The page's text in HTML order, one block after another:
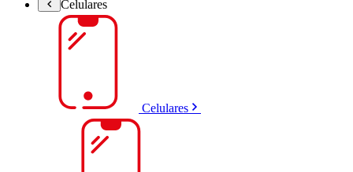
Celulares
Celulares